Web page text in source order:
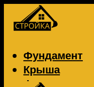
Фундамент
Крыша
Фасад